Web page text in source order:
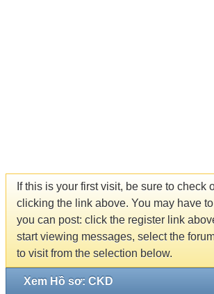
If this is your first visit, be sure to check
clicking the link above. You may have to
you can post: click the register link
start viewing messages, select the
to visit from the selection below.
Xem Hồ sơ: CKD